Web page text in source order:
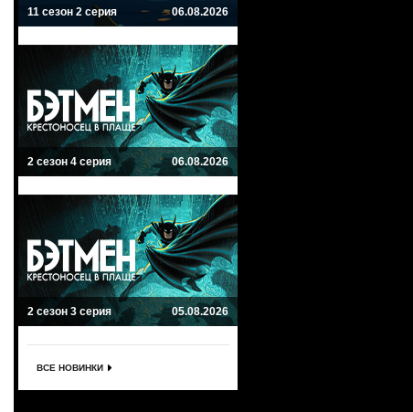
11 сезон 2 серия 06.08.2026
2 сезон 4 серия 06.08.2026
2 сезон 3 серия 05.08.2026
ВСЕ НОВИНКИ